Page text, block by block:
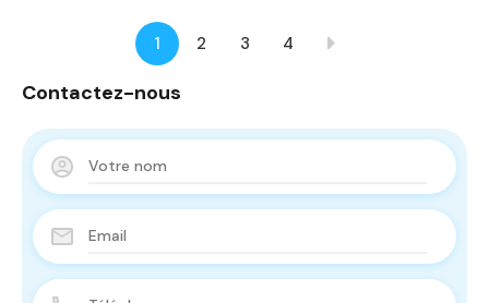
1 2 3 4
Contactez-nous